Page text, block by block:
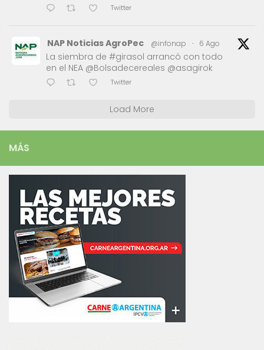
Twitter
NAP Noticias AgroPec @infonap · 6 Ago
La siembra de #girasol arrancó con todo
en el NEA @Bolsadecereales @asagirok
Twitter
Load More
MÁS